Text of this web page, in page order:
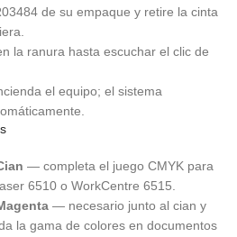
de su empaque y retire la cinta
la ranura hasta escuchar el clic de
el equipo; el sistema
— completa el juego CMYK para
6510 o WorkCentre 6515.
— necesario junto al cian y
la gama de colores en documentos